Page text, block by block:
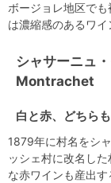
ボージョレ地区で
は濃縮感のあるワイ
シャサーニュ
Montrachet
白と赤、どちら
1879年に村名をシ
ッシェ村に改名し
な赤ワインも産出す